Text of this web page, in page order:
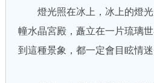
燈光照在冰上，冰上的燈光
幢水晶宮殿，矗立在一片琉璃
到這種景象，都一定會目眩情